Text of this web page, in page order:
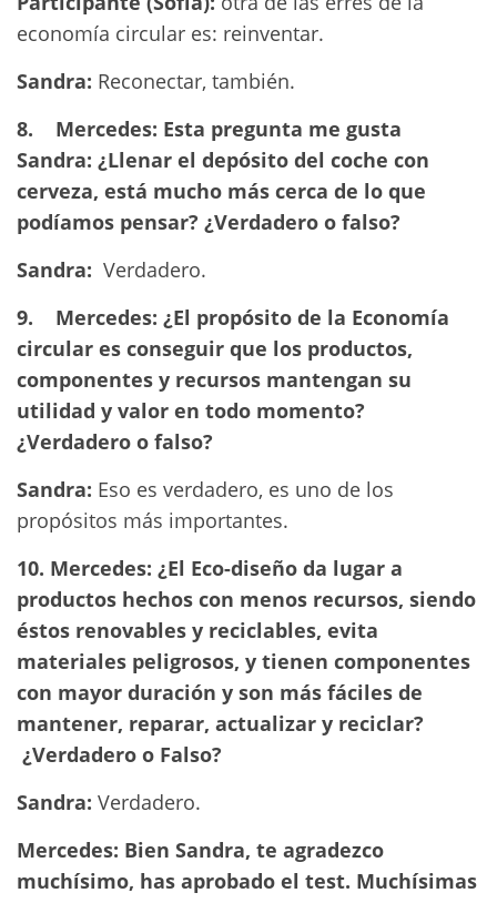
economía circular es: reinventar.
Sandra: Reconectar, también.
8.
Mercedes: Esta pregunta me gusta
Sandra: ¿Llenar el depósito del coche con
cerveza, está mucho más cerca de lo que
podíamos pensar? ¿Verdadero o falso?
Sandra: Verdadero.
9.
Mercedes: ¿El propósito de la Economía
circular es conseguir que los productos,
componentes y recursos mantengan su
utilidad y valor en todo momento?
¿Verdadero o falso?
Sandra: Eso es verdadero, es uno de los
propósitos más importantes.
10. Mercedes: ¿El Eco-diseño da lugar a
productos hechos con menos recursos, siendo
éstos renovables y reciclables, evita
materiales peligrosos, y tienen componentes
con mayor duración y son más fáciles de
mantener, reparar, actualizar y reciclar?
¿Verdadero o Falso?
Sandra: Verdadero.
Mercedes: Bien Sandra, te agradezco
muchísimo, has aprobado el test. Muchísimas